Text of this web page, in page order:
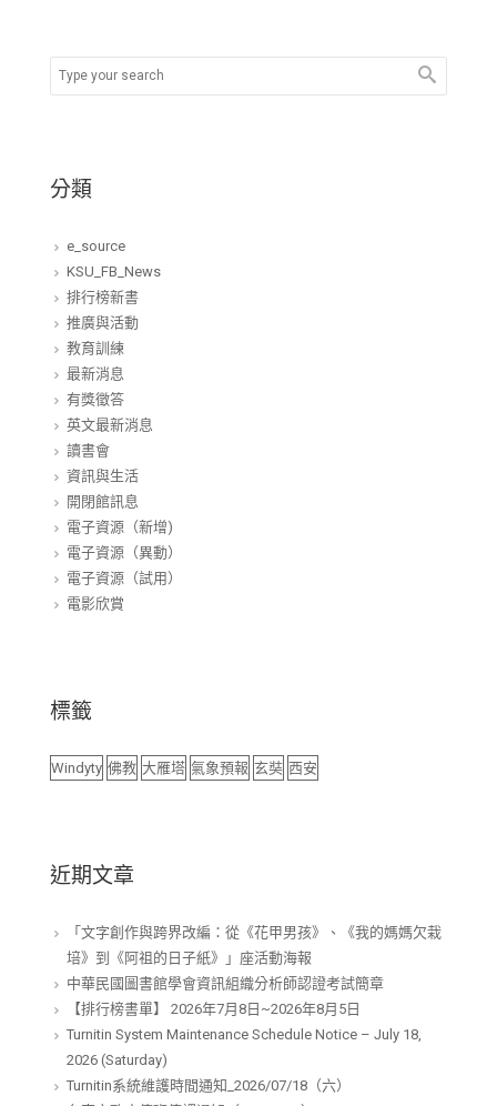
分類
e_source
KSU_FB_News
排行榜新書
推廣與活動
教育訓練
最新消息
有獎徵答
英文最新消息
讀書會
資訊與生活
開閉館訊息
電子資源（新增)
電子資源（異動）
電子資源（試用）
電影欣賞
標籤
Windyty 佛教 大雁塔 氣象預報 玄奘 西安
近期文章
「文字創作與跨界改編：從《花甲男孩》、《我的媽媽欠栽
培》到《阿祖的日子紙》」座活動海報
中華民國圖書館學會資訊組織分析師認證考試簡章
【排行榜書單】 2026年7月8日~2026年8月5日
Turnitin System Maintenance Schedule Notice – July 18,
2026 (Saturday)
Turnitin系統維護時間通知_2026/07/18（六）